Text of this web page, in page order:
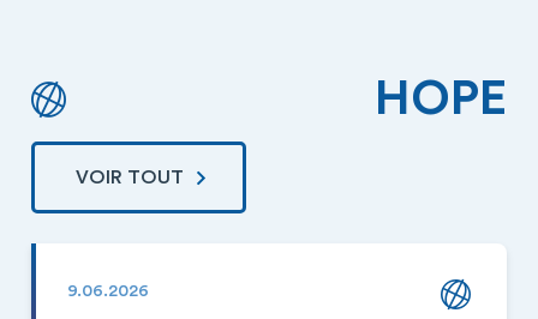
HOPE
VOIR TOUT
9.06.2026